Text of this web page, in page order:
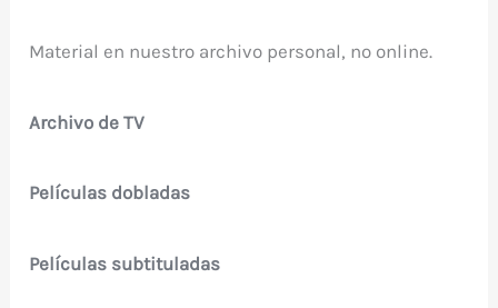
Material en nuestro archivo personal, no online.
Archivo de TV
Películas dobladas
Películas subtituladas